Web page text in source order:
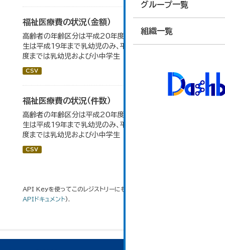
グループ一覧
組織一覧
福祉医療費の状況（金額）
高齢者の年齢区分は平成20年度から変更 乳幼児・小中高
生は平成19年まで乳幼児のみ、平成20年度から令和元年
度までは乳幼児および小中学生
CSV
福祉医療費の状況（件数）
高齢者の年齢区分は平成20年度から変更 乳幼児・小中高
生は平成19年まで乳幼児のみ、平成20年度から令和元年
度までは乳幼児および小中学生
CSV
API Keyを使ってこのレジストリーにもアクセス可能です
APIドキュメント).